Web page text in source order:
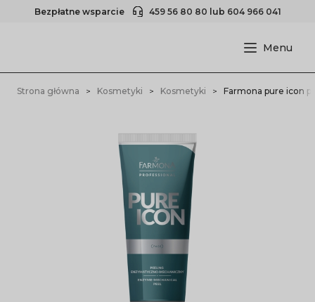
Bezpłatne wsparcie 459 56 80 80 lub 604 966 041
Strona główna Kosmetyki Kosmetyki Farmona pure icon